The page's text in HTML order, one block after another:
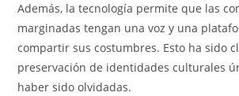
Además, la tecnología permite que las
marginadas tengan una voz y una
compartir sus costumbres. Esto ha sido
preservación de identidades culturales
haber sido olvidadas.